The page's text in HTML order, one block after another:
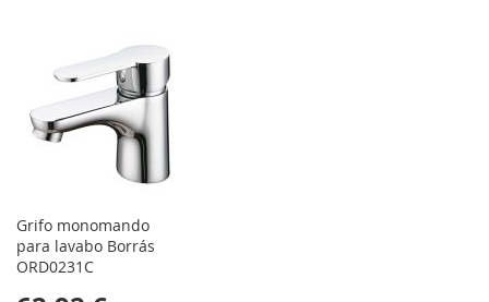
Grifo monomando
para lavabo Borrás
ORD0231C